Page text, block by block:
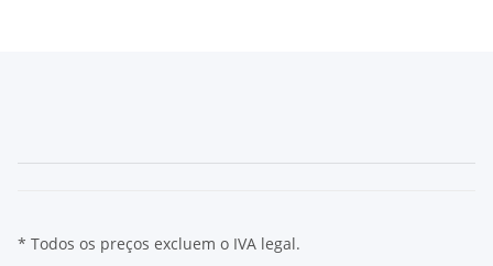
* Todos os preços excluem o IVA legal.